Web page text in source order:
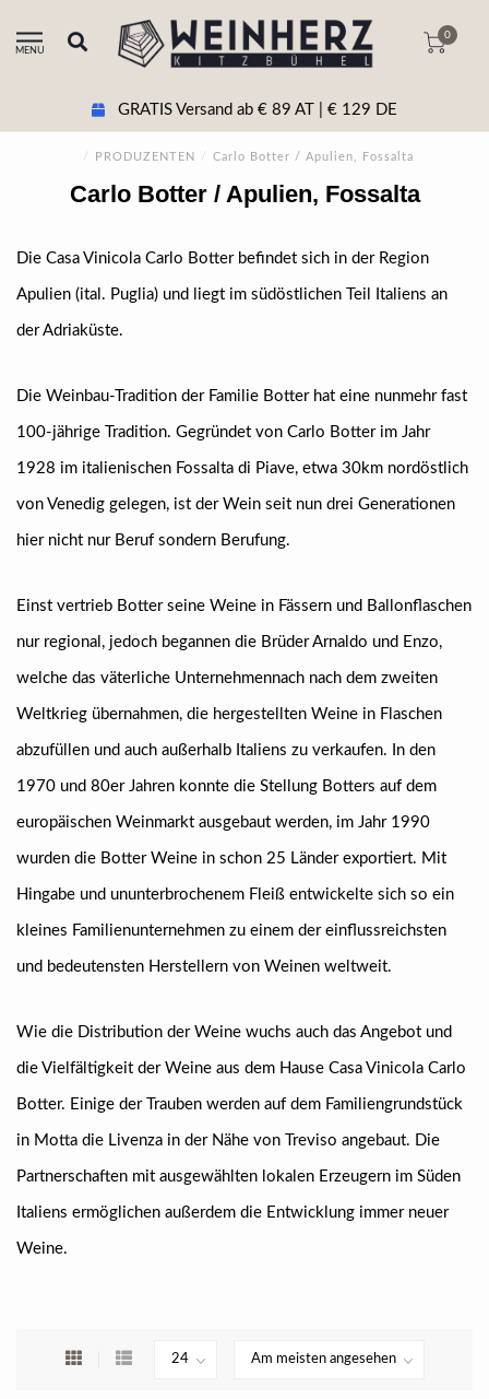
MENU
0
GRATIS Versand ab € 89 AT | € 129 DE
/ PRODUZENTEN / Carlo Botter / Apulien, Fossalta
Carlo Botter / Apulien, Fossalta
Die Casa Vinicola Carlo Botter befindet sich in der Region
Apulien (ital. Puglia) und liegt im südöstlichen Teil Italiens an
der Adriaküste.
Die Weinbau-Tradition der Familie Botter hat eine nunmehr fast
100-jährige Tradition. Gegründet von Carlo Botter im Jahr
1928 im italienischen Fossalta di Piave, etwa 30km nordöstlich
von Venedig gelegen, ist der Wein seit nun drei Generationen
hier nicht nur Beruf sondern Berufung.
Einst vertrieb Botter seine Weine in Fässern und Ballonflaschen
nur regional, jedoch begannen die Brüder Arnaldo und Enzo,
welche das väterliche Unternehmennach nach dem zweiten
Weltkrieg übernahmen, die hergestellten Weine in Flaschen
abzufüllen und auch außerhalb Italiens zu verkaufen. In den
1970 und 80er Jahren konnte die Stellung Botters auf dem
europäischen Weinmarkt ausgebaut werden, im Jahr 1990
wurden die Botter Weine in schon 25 Länder exportiert. Mit
Hingabe und ununterbrochenem Fleiß entwickelte sich so ein
kleines Familienunternehmen zu einem der einflussreichsten
und bedeutensten Herstellern von Weinen weltweit.
Wie die Distribution der Weine wuchs auch das Angebot und
die Vielfältigkeit der Weine aus dem Hause Casa Vinicola Carlo
Botter. Einige der Trauben werden auf dem Familiengrundstück
in Motta die Livenza in der Nähe von Treviso angebaut. Die
Partnerschaften mit ausgewählten lokalen Erzeugern im Süden
Italiens ermöglichen außerdem die Entwicklung immer neuer
Weine.